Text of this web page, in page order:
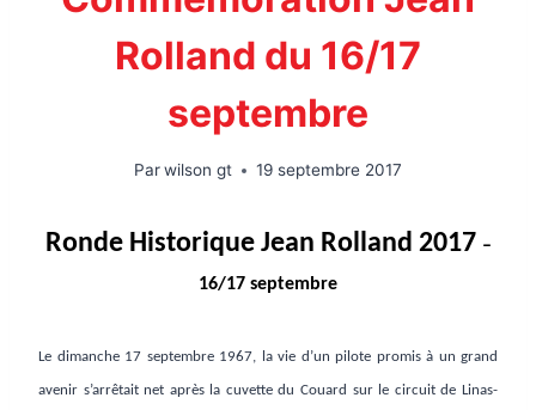
Rolland du 16/17
septembre
Parwilson gt 19 septembre 2017
Ronde Historique Jean Rolland 2017 –
16/17 septembre
Le dimanche 17 septembre 1967, la vie d’un pilote promis à un grand
avenir s’arrêtait net après la cuvette du Couard sur le circuit de Linas-